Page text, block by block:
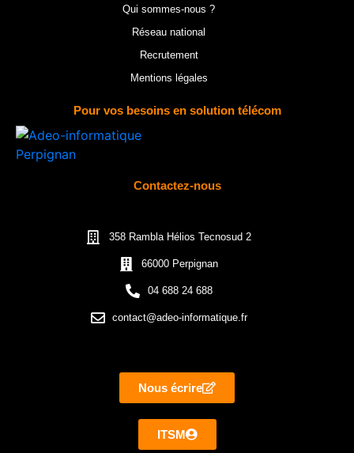
Qui sommes-nous ?
Réseau national
Recrutement
Mentions légales
Pour vos besoins en solution télécom
Contactez-nous
358 Rambla Hélios Tecnosud 2
66000 Perpignan
04 688 24 688
contact@adeo-informatique.fr
Nous écrire
ITSM